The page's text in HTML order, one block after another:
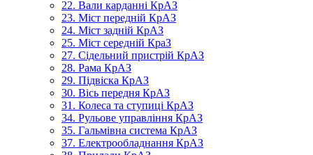
22. Вали карданні КрАЗ
23. Міст передній КрАЗ
24. Міст задній КрАЗ
25. Міст середній КраЗ
27. Сідельний пристрій КрАЗ
28. Рама КрАЗ
29. Підвіска КрАЗ
30. Вісь передня КрАЗ
31. Колеса та ступиці КрАЗ
34. Рульове управління КрАЗ
35. Гальмівна система КрАЗ
37. Електрообладнання КрАЗ